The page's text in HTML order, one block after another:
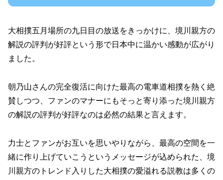
大相撲五月場所の九日目の放送をきっかけに、境川親方の
解説の評判が好評という形で日本中に温かい感動が広がり
ました。
朝乃山さんの完全復活に向けた最高の電車道相撲を熱く絶
賛しつつ、ファンのマナーにもそっと寄り添った境川親方
の解説の評判が好評なのは必然の結果と言えます。
力士とファンがお互いを思いやりながら、最高の空間を一
緒に作り上げていこうというメッセージが込められた、境
川親方のトレンド入りした大相撲の愛溢れる説教は多くの